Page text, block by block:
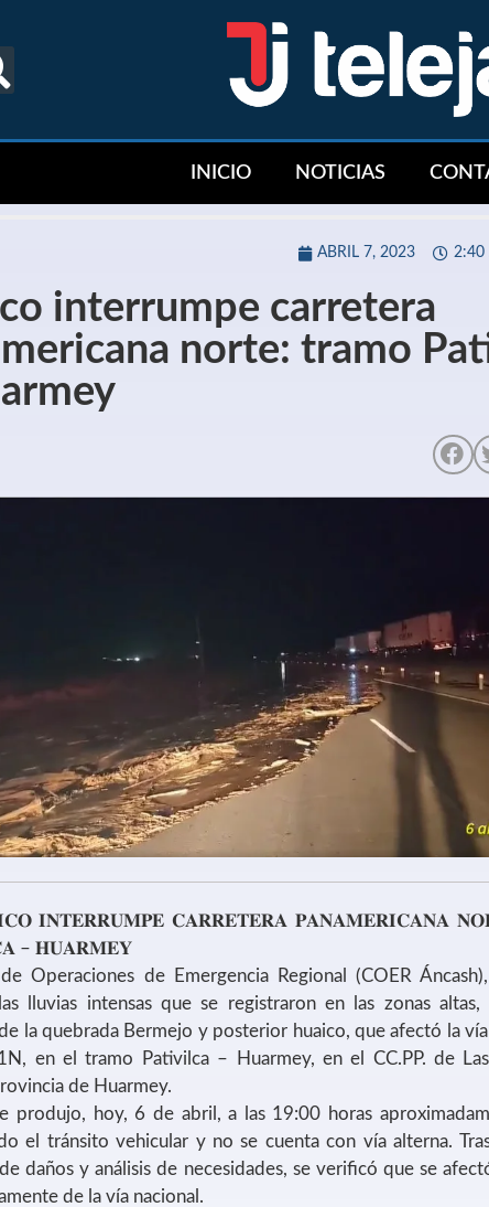
INICIO NOTICIAS
ABRIL 7, 2023 2:40
interrumpe carretera
norte: tramo
𝐈𝐍𝐓𝐄𝐑𝐑𝐔𝐌𝐏𝐄 𝐂𝐀𝐑𝐑𝐄𝐓𝐄𝐑𝐀 𝐏𝐀𝐍𝐀𝐌𝐄𝐑𝐈𝐂𝐀𝐍𝐀
– 𝐇𝐔𝐀𝐑𝐌𝐄𝐘
Operaciones de Emergencia Regional (COER
lluvias intensas que se registraron en las zonas
la quebrada Bermejo y posterior huaico, que afectó la vía
en el tramo Pativilca – Huarmey, en el CC.PP. de
de Huarmey.
produjo, hoy, 6 de abril, a las 19:00 horas
el tránsito vehicular y no se cuenta con vía alterna.
daños y análisis de necesidades, se verificó que se
de la vía nacional.